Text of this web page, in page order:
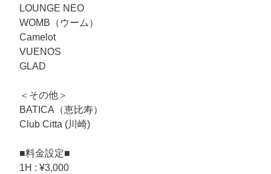
LOUNGE NEO
WOMB（ウーム）
Camelot
VUENOS
GLAD
＜その他＞
BATICA（恵比寿）
Club Citta (川崎)
■料金設定■
1H : ¥3,000